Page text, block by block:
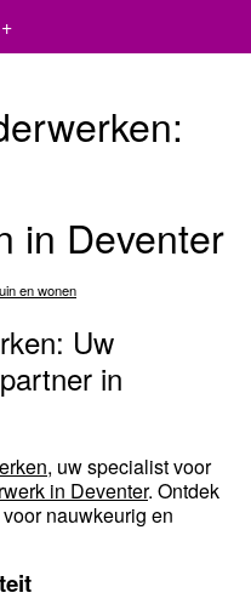
in Deventer
en wonen
Uw
in
, uw specialist voor
in Deventer. Ontdek
nauwkeurig en